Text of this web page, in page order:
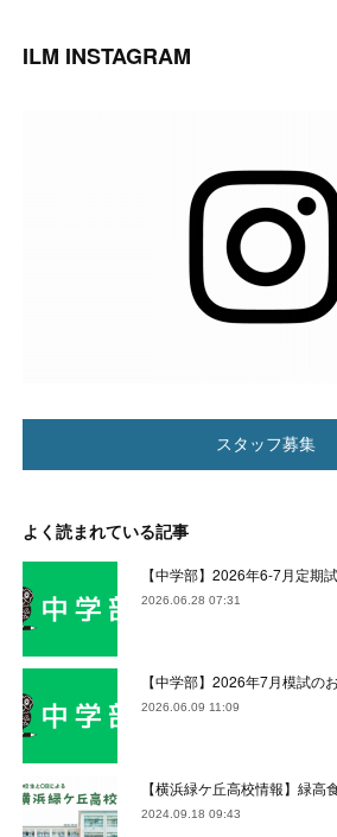
ILM INSTAGRAM
スタッフ募集
よく読まれている記事
【中学部】2026年6-7月定期
2026.06.28 07:31
【中学部】2026年7月模試の
2026.06.09 11:09
【横浜緑ケ丘高校情報】緑高
2024.09.18 09:43